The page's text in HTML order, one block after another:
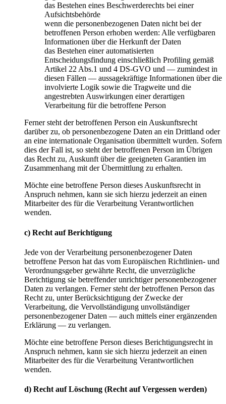
das Bestehen eines Beschwerderechts bei einer
Aufsichtsbehörde
wenn die personenbezogenen Daten nicht bei der
betroffenen Person erhoben werden: Alle verfügbaren
Informationen über die Herkunft der Daten
das Bestehen einer automatisierten
Entscheidungsfindung einschließlich Profiling gemäß
Artikel 22 Abs.1 und 4 DS-GVO und — zumindest in
diesen Fällen — aussagekräftige Informationen über die
involvierte Logik sowie die Tragweite und die
angestrebten Auswirkungen einer derartigen
Verarbeitung für die betroffene Person
Ferner steht der betroffenen Person ein Auskunftsrecht
darüber zu, ob personenbezogene Daten an ein Drittland oder
an eine internationale Organisation übermittelt wurden. Sofern
dies der Fall ist, so steht der betroffenen Person im Übrigen
das Recht zu, Auskunft über die geeigneten Garantien im
Zusammenhang mit der Übermittlung zu erhalten.
Möchte eine betroffene Person dieses Auskunftsrecht in
Anspruch nehmen, kann sie sich hierzu jederzeit an einen
Mitarbeiter des für die Verarbeitung Verantwortlichen
wenden.
c) Recht auf Berichtigung
Jede von der Verarbeitung personenbezogener Daten
betroffene Person hat das vom Europäischen Richtlinien- und
Verordnungsgeber gewährte Recht, die unverzügliche
Berichtigung sie betreffender unrichtiger personenbezogener
Daten zu verlangen. Ferner steht der betroffenen Person das
Recht zu, unter Berücksichtigung der Zwecke der
Verarbeitung, die Vervollständigung unvollständiger
personenbezogener Daten — auch mittels einer ergänzenden
Erklärung — zu verlangen.
Möchte eine betroffene Person dieses Berichtigungsrecht in
Anspruch nehmen, kann sie sich hierzu jederzeit an einen
Mitarbeiter des für die Verarbeitung Verantwortlichen
wenden.
d) Recht auf Löschung (Recht auf Vergessen werden)